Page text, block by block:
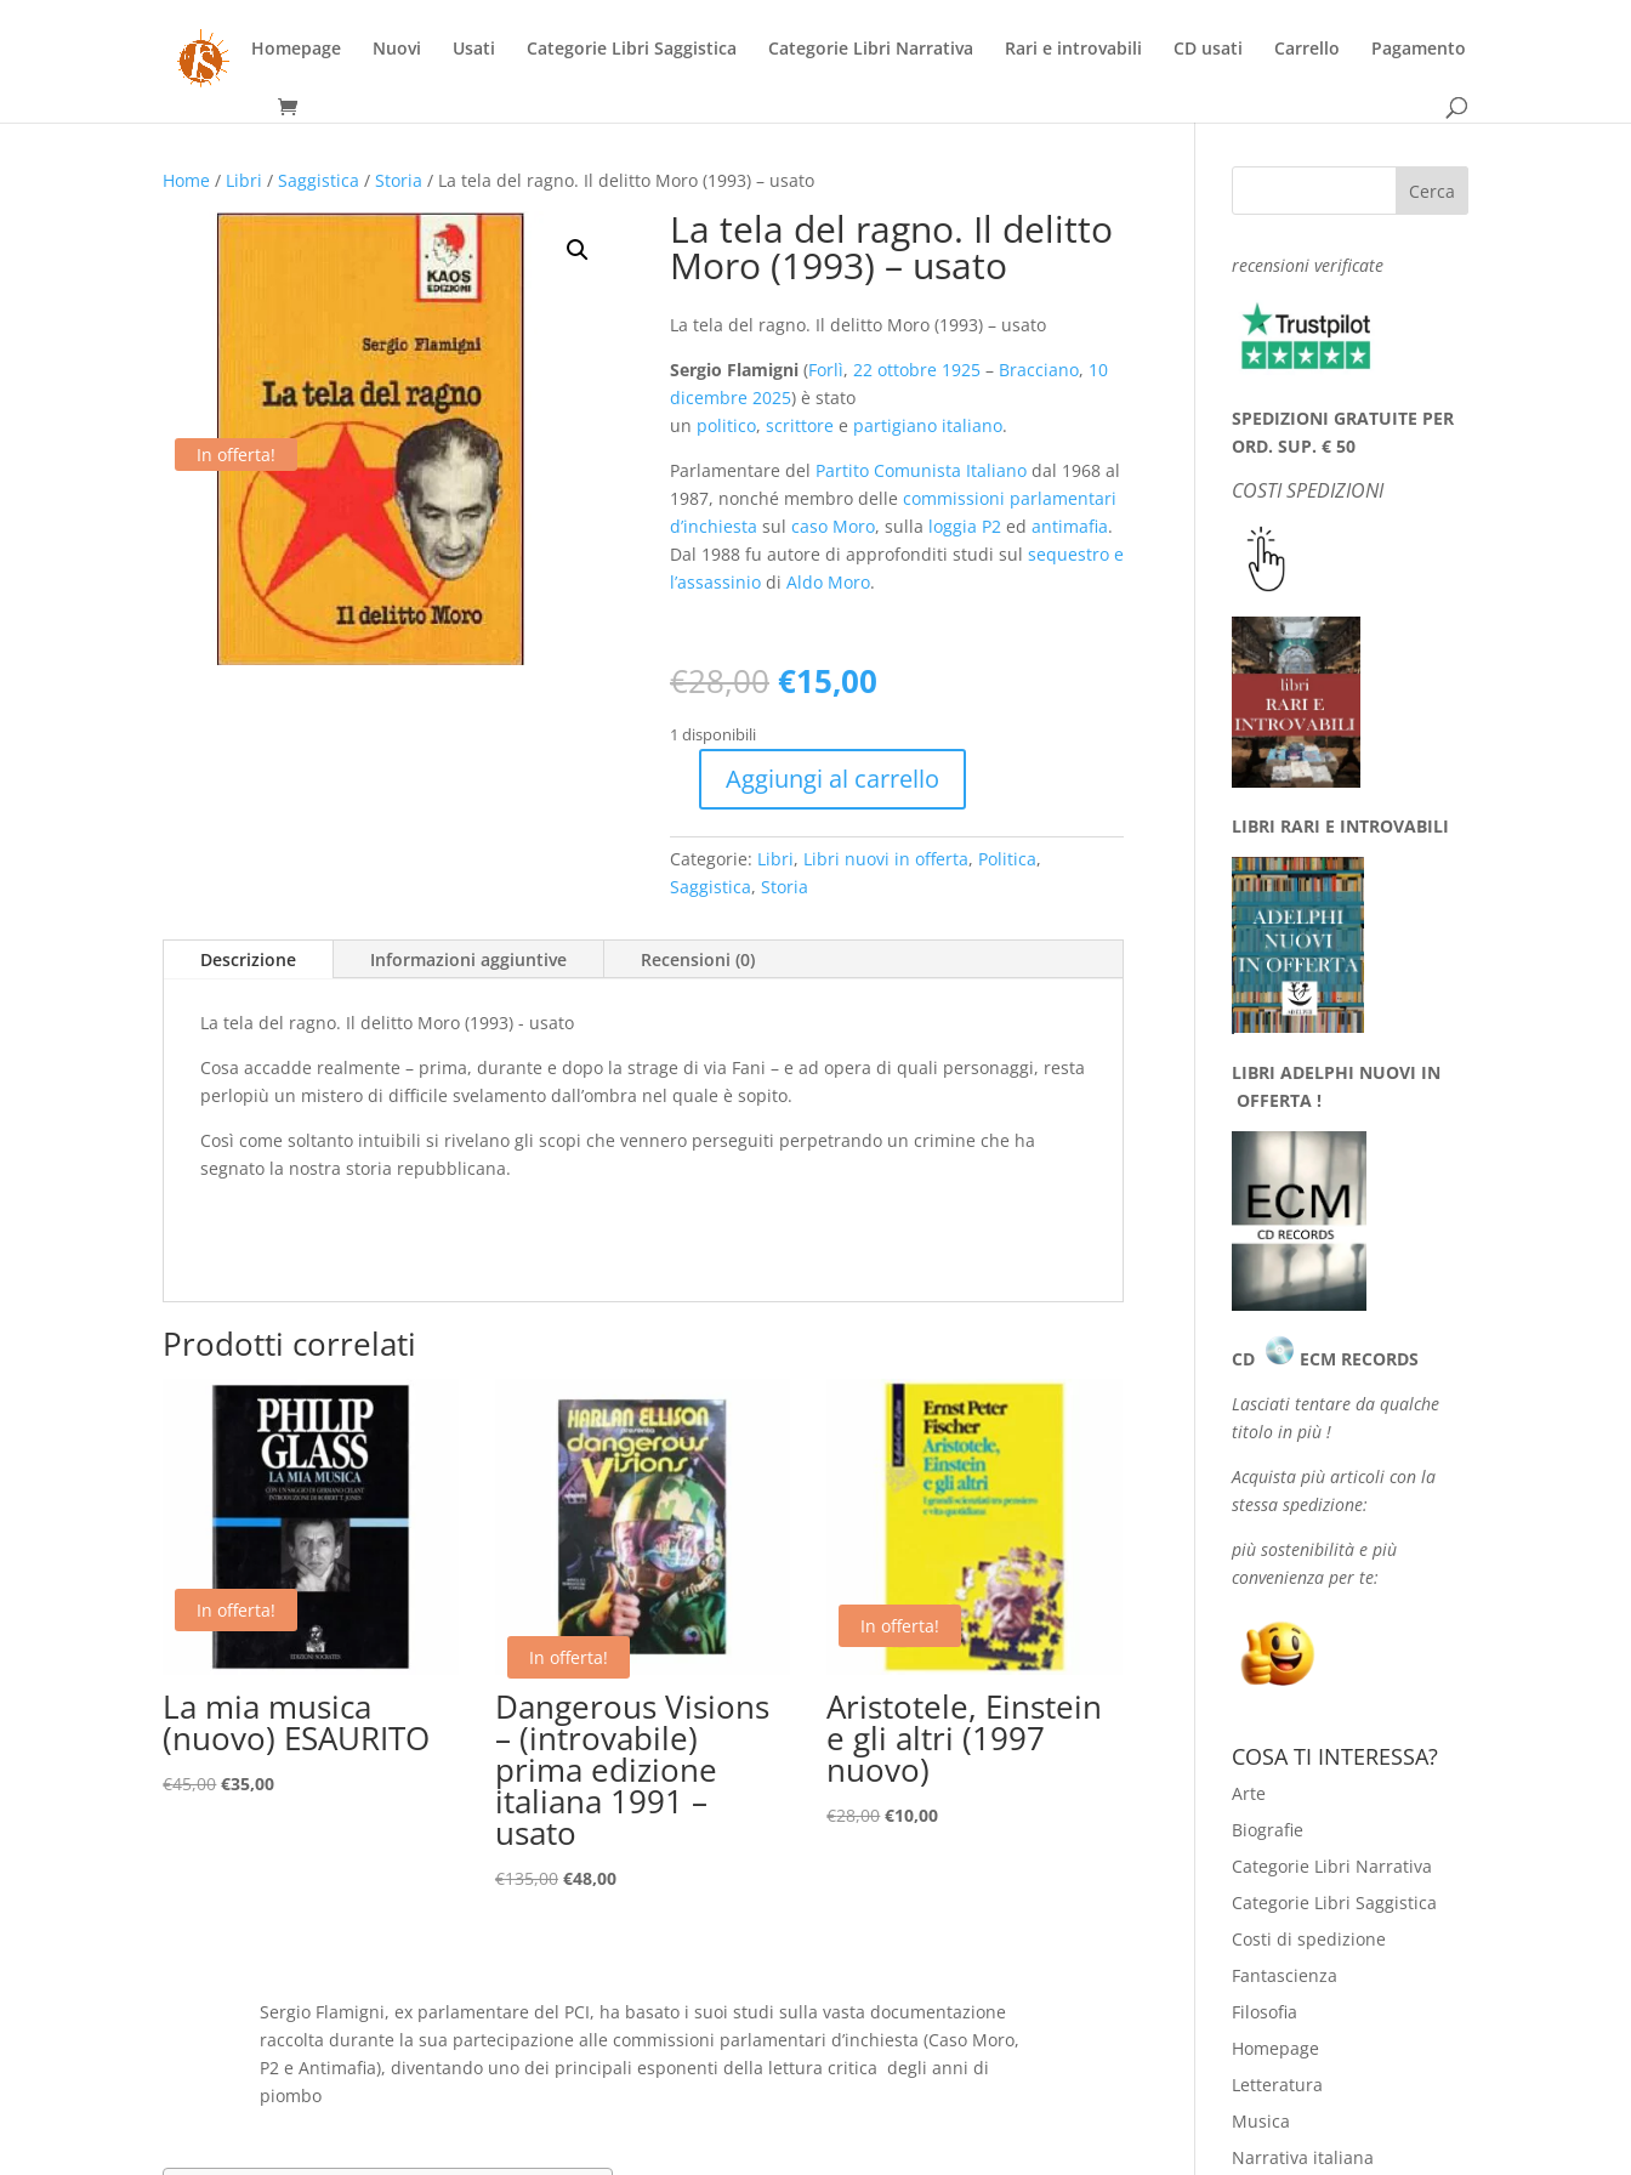
Homepage Nuovi Usati Categorie Libri Saggistica Categorie Libri Narrativa Rari e introvabili CD usati Carrello Pagamento
Home / Libri /Saggistica /Storia / La tela del ragno. Il delitto Moro (1993) – usato
In offerta!
La tela del ragno. Il delitto
Moro (1993) – usato
La tela del ragno. Il delitto Moro (1993) – usato
Sergio Flamigni(Forlì, 22 ottobre 1925– Bracciano, 10
dicembre 2025) è stato
un politico, scrittoree partigiano italiano.
Parlamentare del Partito Comunista Italianodal 1968 al
1987, nonché membro delle commissioni parlamentari
d’inchiesta sul caso Moro, sulla loggia P2 ed antimafia.
Dal 1988 fu autore di approfonditi studi sul sequestro e
l’assassiniodi Aldo Moro.
€28,00Il
prezzo
era:
€28,00.
€15,00Il
è:
€15,00.
1 disponibili
del
ragno.
Moro
quantità
Aggiungi al carrello
Categorie: Libri, Libri nuovi in offerta, Politica,
Saggistica, Storia
Descrizione Informazioni aggiuntive Recensioni (0)
La tela del ragno. Il delitto Moro (1993) - usato
Cosa accadde realmente – prima, durante e dopo la strage di via Fani – e ad opera di quali personaggi, resta
perlopiù un mistero di difficile svelamento dall’ombra nel quale è sopito.
Così come soltanto intuibili si rivelano gli scopi che vennero perseguiti perpetrando un crimine che ha
segnato la nostra storia repubblicana.
Prodotti correlati
In offerta!
La mia musica
(nuovo) ESAURITO
€45,00Il
€35,00Il
In offerta!
Dangerous Visions
– (introvabile)
prima edizione
italiana 1991 –
usato
€135,00 Il
€48,00Il
In offerta!
Aristotele, Einstein
e gli altri (1997
nuovo)
€28,00Il
€10,00Il
Sergio Flamigni, ex parlamentare del PCI, ha basato i suoi studi sulla vasta documentazione
raccolta durante la sua partecipazione alle commissioni parlamentari d’inchiesta (Caso Moro,
P2 e Antimafia), diventando uno dei principali esponenti della lettura critica degli anni di
piombo
recensioni verificate
SPEDIZIONI GRATUITE PER
ORD. SUP. € 50
COSTI SPEDIZIONI
LIBRI RARI E INTROVABILI
LIBRI ADELPHI NUOVI IN
OFFERTA !
CD
ECM RECORDS
Lasciati tentare da qualche
titolo in più !
Acquista più articoli con la
stessa spedizione:
più sostenibilità e più
convenienza per te:
COSA TI INTERESSA?
Arte
Biografie
Categorie Libri Narrativa
Categorie Libri Saggistica
Costi di spedizione
Fantascienza
Filosofia
Homepage
Letteratura
Musica
Narrativa italiana